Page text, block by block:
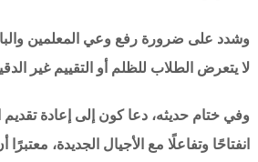
وشدد على ضرورة رفع وعي المعلمين
لا يتعرض الطلاب للظلم أو التقييم غير
وفي ختام حديثه، دعا كون إلى إعادة تقديم
انفتاحًا وتفاعلًا مع الأجيال الجديدة، معتبرًا